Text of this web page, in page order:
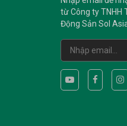
từ Công ty TNHH
Động Sản Sol